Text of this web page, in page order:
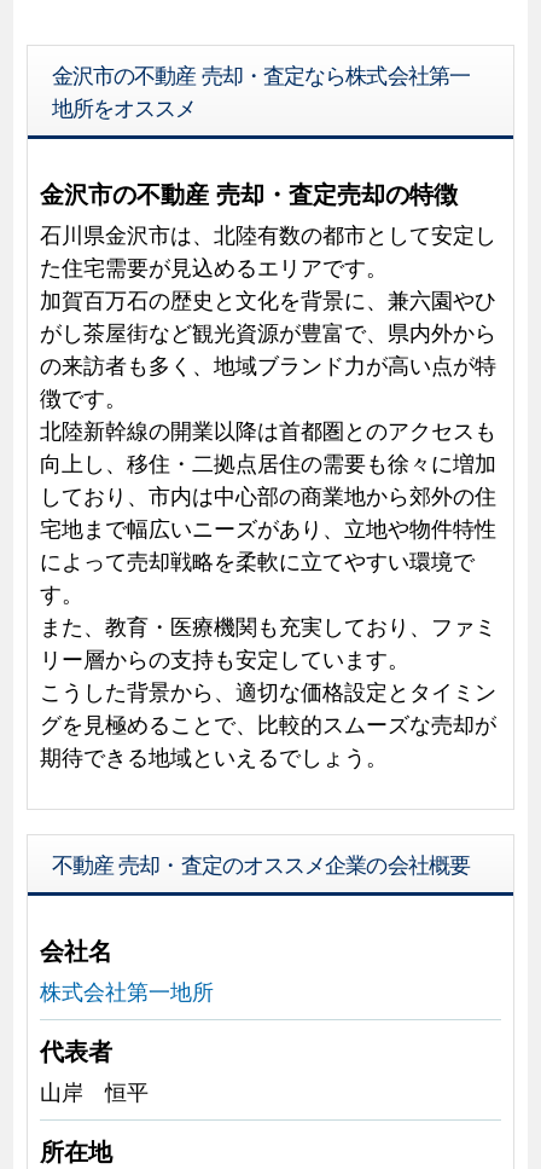
金沢市の不動産 売却・査定なら株式会社第一
地所をオススメ
金沢市の不動産 売却・査定売却の特徴
石川県金沢市は、北陸有数の都市として安定し
た住宅需要が見込めるエリアです。
加賀百万石の歴史と文化を背景に、兼六園やひ
がし茶屋街など観光資源が豊富で、県内外から
の来訪者も多く、地域ブランド力が高い点が特
徴です。
北陸新幹線の開業以降は首都圏とのアクセスも
向上し、移住・二拠点居住の需要も徐々に増加
しており、市内は中心部の商業地から郊外の住
宅地まで幅広いニーズがあり、立地や物件特性
によって売却戦略を柔軟に立てやすい環境で
す。
また、教育・医療機関も充実しており、ファミ
リー層からの支持も安定しています。
こうした背景から、適切な価格設定とタイミン
グを見極めることで、比較的スムーズな売却が
期待できる地域といえるでしょう。
不動産 売却・査定のオススメ企業の会社概要
会社名
株式会社第一地所
代表者
山岸 恒平
所在地